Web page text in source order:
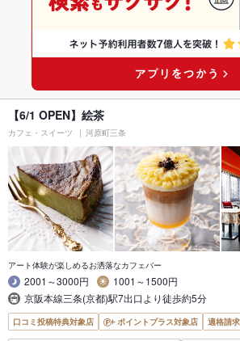
【6/1 OPEN】絵茶
カフェ・スイーツ 河原町三条
アート体験が楽しめるお洒落なカフェバー
2001～3000円
1001～1500円
京阪本線三条(京都)駅7出口より徒歩約5分
口コミ投稿特典対象店 ポイントプラス対象店 適格請